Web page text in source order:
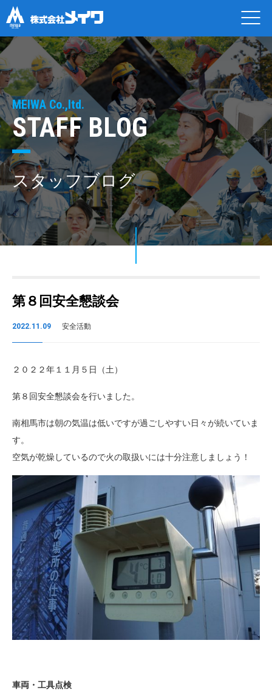
MEIWA Co.,ltd.
STAFF BLOG
スタッフブログ
第８回安全懇談会
2022.11.09 安全活動
２０２２年１１月５日（土）
第８回安全懇談会を行いました。
南相馬市は朝の気温は低いですが過ごしやすい日々が続いていま
す。
空気が乾燥しているので火の取扱いには十分注意しましょう！
車両・工具点検